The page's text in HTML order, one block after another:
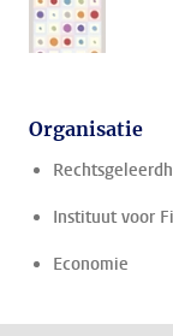
Organisatie
Instituut voor
Economie